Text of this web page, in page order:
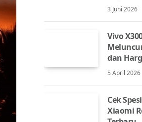
3 Juni 2026
Vivo
dan
5 April 2026
Cek
Xiaomi